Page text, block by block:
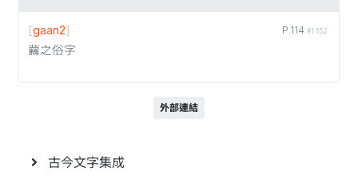
P.114 #1352
[gaan2]
繭之俗字
外部連結
古今文字集成